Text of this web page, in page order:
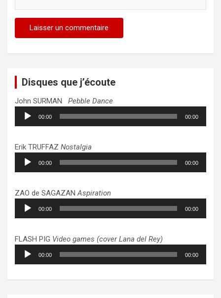
Disques que j’écoute
John SURMAN Pebble Dance
Lecteur
audio
00:00 00:00
Erik TRUFFAZ Nostalgia
Lecteur
audio
00:00 00:00
ZAO de SAGAZANAspiration
Lecteur
audio
00:00 00:00
FLASH PIG Video games (cover Lana del Rey)
Lecteur
audio
00:00 00:00